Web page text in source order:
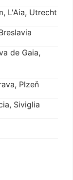
L'Aia, Utrecht
de Gaia,
Plzeň
Siviglia